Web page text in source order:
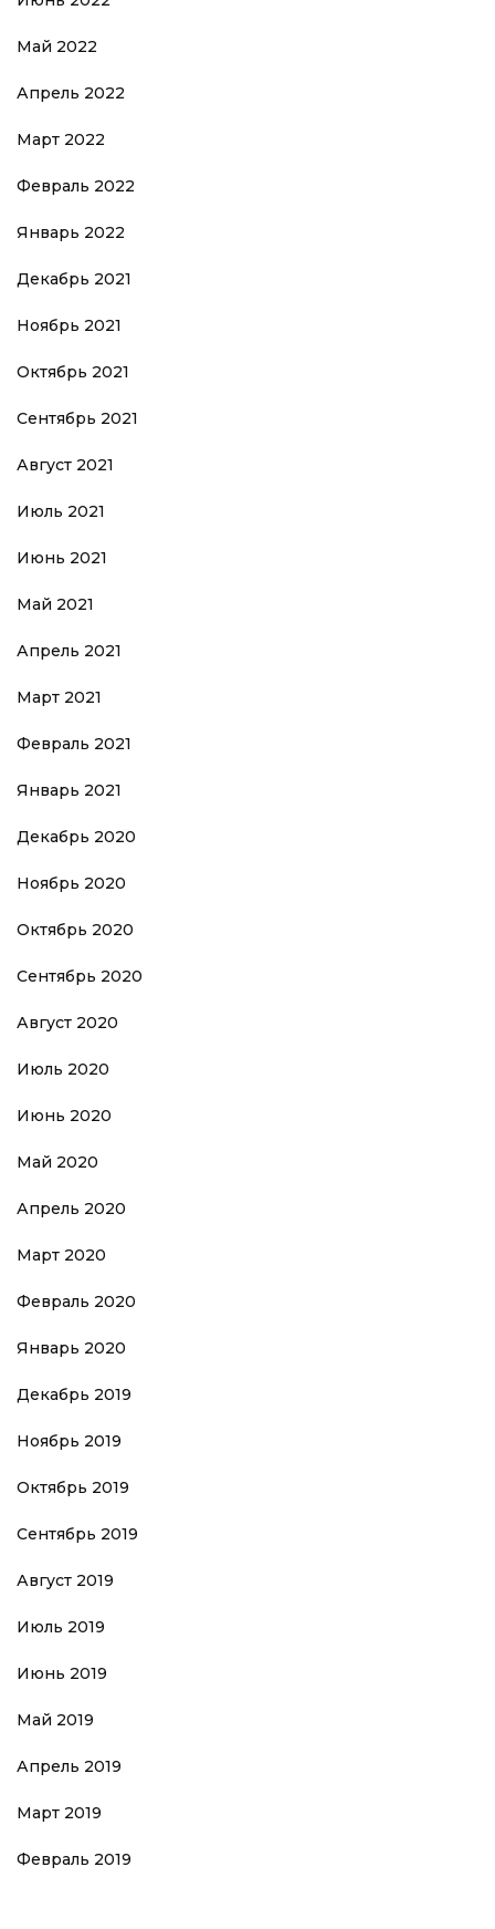
Май 2022
Апрель 2022
Март 2022
Февраль 2022
Январь 2022
Декабрь 2021
Ноябрь 2021
Октябрь 2021
Сентябрь 2021
Август 2021
Июль 2021
Июнь 2021
Май 2021
Апрель 2021
Март 2021
Февраль 2021
Январь 2021
Декабрь 2020
Ноябрь 2020
Октябрь 2020
Сентябрь 2020
Август 2020
Июль 2020
Июнь 2020
Май 2020
Апрель 2020
Март 2020
Февраль 2020
Январь 2020
Декабрь 2019
Ноябрь 2019
Октябрь 2019
Сентябрь 2019
Август 2019
Июль 2019
Июнь 2019
Май 2019
Апрель 2019
Март 2019
Февраль 2019